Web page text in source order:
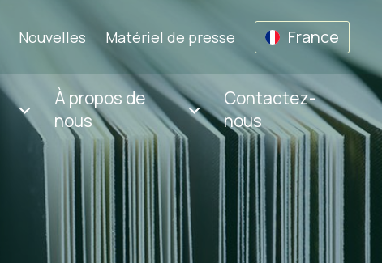
Nouvelles Matériel de presse France
À propos de
nous
Contactez-
nous